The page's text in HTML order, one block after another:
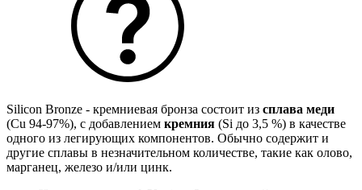
Silicon Bronze - кремниевая бронза состоит из сплава меди
(Cu 94-97%), с добавлением кремния (Si до 3,5 %) в качестве
одного из легирующих компонентов. Обычно содержит и
другие сплавы в незначительном количестве, такие как олово,
марганец, железо и/или цинк.